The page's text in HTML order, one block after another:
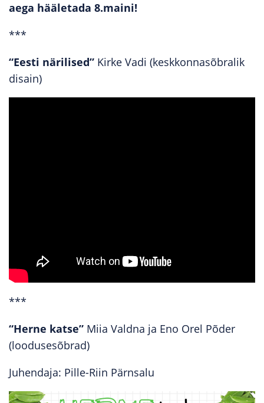
aega hääletada 8.maini!
***
“Eesti närilised” Kirke Vadi (keskkonnasõbralik
disain)
***
“Herne katse” Miia Valdna ja Eno Orel Põder
(loodusesõbrad)
Juhendaja: Pille-Riin Pärnsalu